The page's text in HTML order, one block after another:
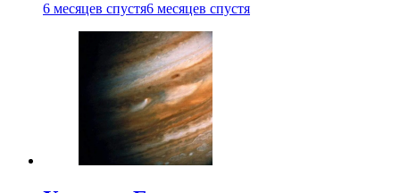
6 месяцев спустя6 месяцев спустя